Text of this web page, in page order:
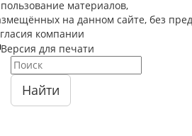
материалов,
на данном сайте, без
компании
Версия для печати
Найти